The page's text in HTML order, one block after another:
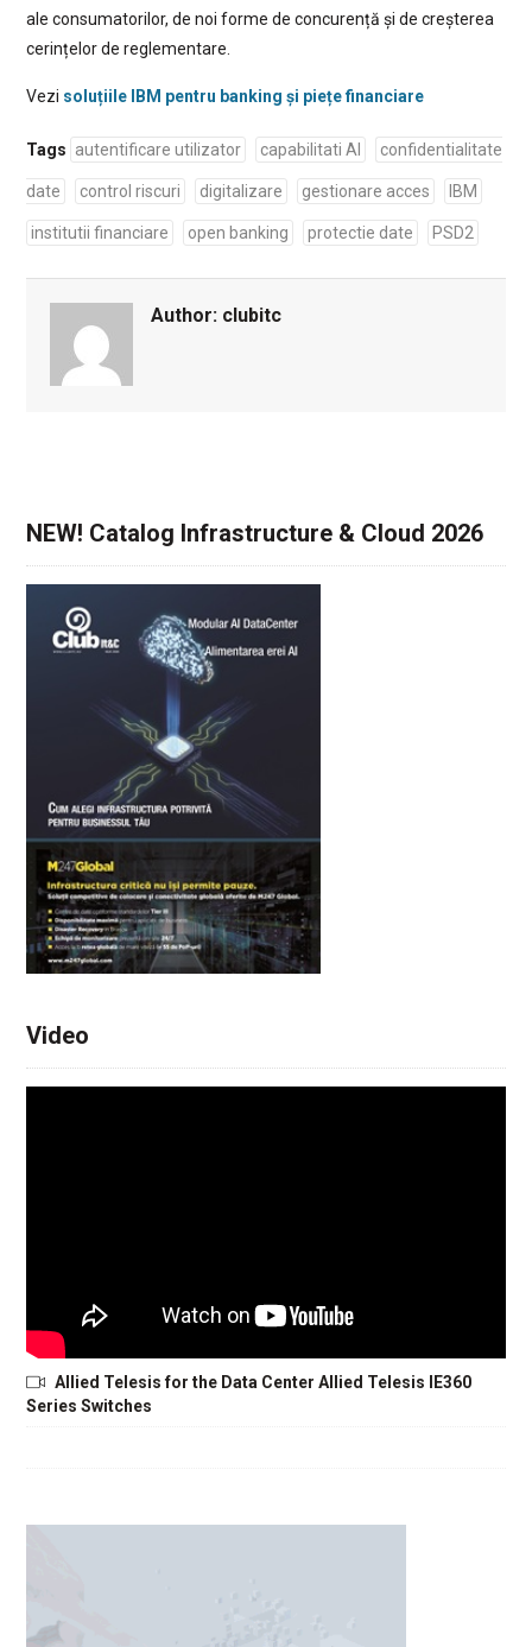
ale consumatorilor, de noi forme de concurență și de creșterea
cerințelor de reglementare.
Vezi soluțiile IBM pentru banking și piețe financiare
Tags autentificare utilizator capabilitati AI confidentialitate
date control riscuri digitalizare gestionare acces IBM
institutii financiare open banking protectie date PSD2
Author: clubitc
NEW! Catalog Infrastructure & Cloud 2026
Video
Allied Telesis for the Data Center Allied Telesis IE360
Series Switches